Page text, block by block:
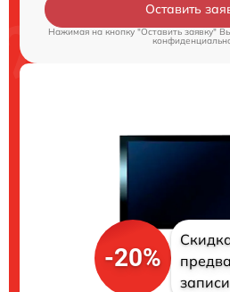
Оставить
Нажимая на кнопку "Оставить заявку"
-20%